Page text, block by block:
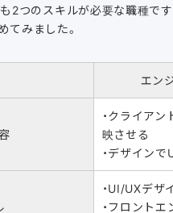
も2つのスキルが必要な職種で
てみました。
エン
・クライア
映させる
・デザイン
・UI/UXデザ
・フロント